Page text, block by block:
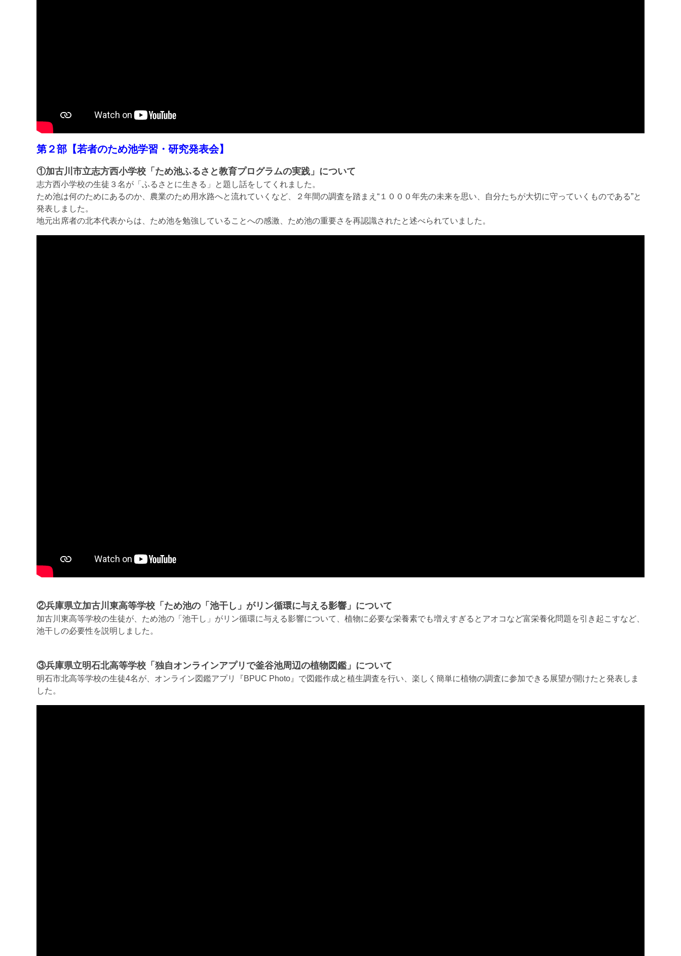
第２部【若者のため池学習・研究発表会】
①加古川市立志方西小学校「ため池ふるさと教育プログラムの実践」について
志方西小学校の生徒３名が「ふるさとに生きる」と題し話をしてくれました。
ため池は何のためにあるのか、農業のため用水路へと流れていくなど、２年間の調査を踏まえ“１０００年先の未来を思い、自分たちが大切に守っていくものである”と
発表しました。
地元出席者の北本代表からは、ため池を勉強していることへの感激、ため池の重要さを再認識されたと述べられていました。
②兵庫県立加古川東高等学校「ため池の「池干し」がリン循環に与える影響」について
加古川東高等学校の生徒が、ため池の「池干し」がリン循環に与える影響について、植物に必要な栄養素でも増えすぎるとアオコなど富栄養化問題を引き起こすなど、
池干しの必要性を説明しました。
③兵庫県立明石北高等学校「独自オンラインアプリで釜谷池周辺の植物図鑑」について
明石市北高等学校の生徒4名が、オンライン図鑑アプリ『BPUC Photo』 で図鑑作成と植生調査を行い、楽しく簡単に植物の調査に参加できる展望が開けたと発表しま
した。